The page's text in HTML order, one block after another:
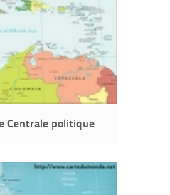
Centrale politique